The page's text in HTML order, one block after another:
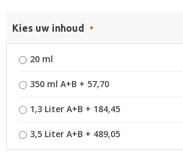
Kies uw inhoud
20 ml
350 ml A+B + 57,70
1,3 Liter A+B + 184,45
3,5 Liter A+B + 489,05